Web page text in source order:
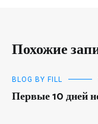
Похожие
BLOG BY FILL
Первые 10 дней